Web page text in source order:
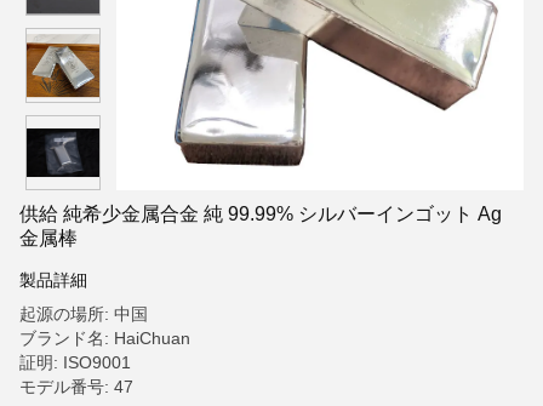
供給 純希少金属合金 純 99.99% シルバーインゴット Ag
金属棒
製品詳細
起源の場所: 中国
ブランド名: HaiChuan
証明: ISO9001
モデル番号: 47